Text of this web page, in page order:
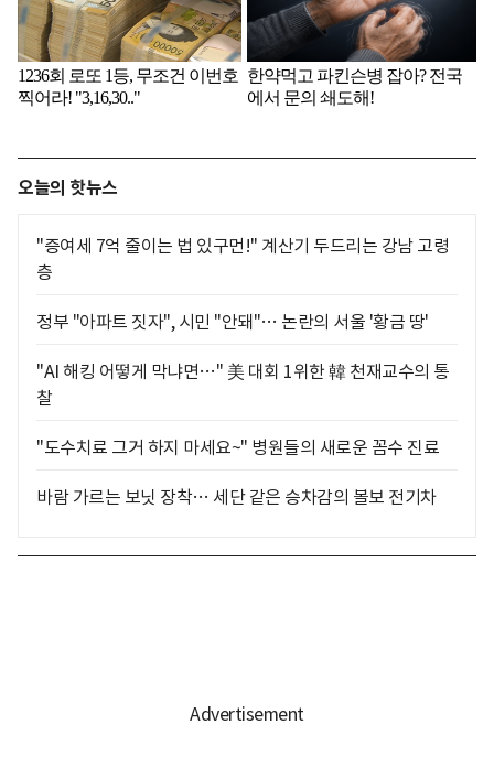
오늘의 핫뉴스
"증여세 7억 줄이는 법 있구먼!" 계산기 두드리는 강남 고령
층
정부 "아파트 짓자", 시민 "안돼"… 논란의 서울 '황금 땅'
"AI 해킹 어떻게 막냐면…" 美 대회 1위한 韓 천재교수의 통
찰
"도수치료 그거 하지 마세요~" 병원들의 새로운 꼼수 진료
바람 가르는 보닛 장착… 세단 같은 승차감의 볼보 전기차